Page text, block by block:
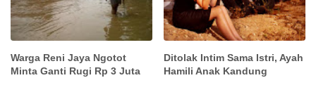
Warga Reni Jaya Ngotot
Minta Ganti Rugi Rp 3 Juta
Ditolak Intim Sama Istri, Ayah
Hamili Anak Kandung